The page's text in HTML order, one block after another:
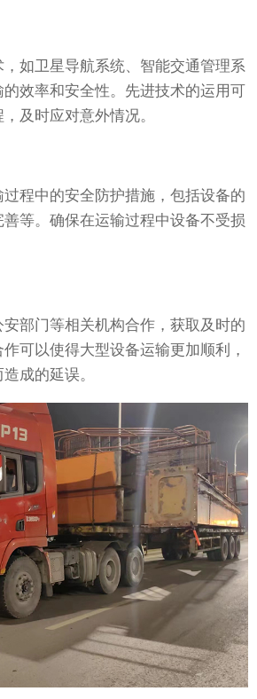
如卫星导航系统、智能交通管理系
效率和安全性。先进技术的运用可
及时应对意外情况。
程中的安全防护措施，包括设备的
等。确保在运输过程中设备不受损
部门等相关机构合作，获取及时的
可以使得大型设备运输更加顺利，
成的延误。